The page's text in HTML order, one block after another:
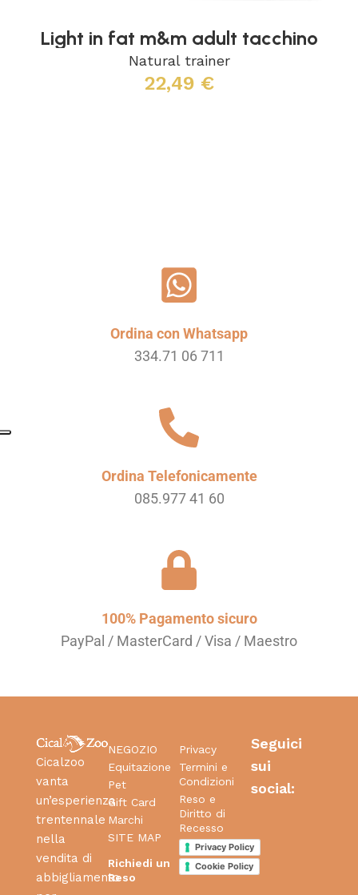
Light in fat m&m adult tacchino
Natural trainer
22,49 €
Ordina con Whatsapp
334.71 06 711
Ordina Telefonicamente
085.977 41 60
100% Pagamento sicuro
PayPal / MasterCard / Visa / Maestro
Cicalzoo
vanta
un’esperienza
trentennale
nella
vendita di
abbigliamento
NEGOZIO
Equitazione
Pet
Gift Card
Marchi
SITE MAP
Richiedi un
Reso
Privacy
Termini e
Condizioni
Reso e
Diritto di
Recesso
Privacy Policy
Cookie Policy
Seguici
sui
social: